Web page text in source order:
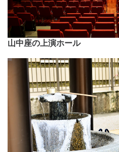
山中座の上演ホール